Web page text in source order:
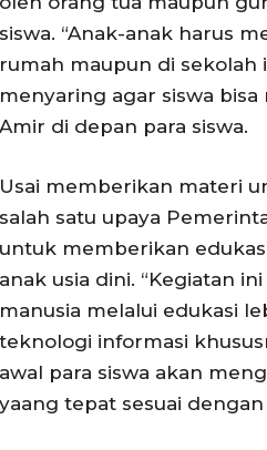
siswa. “Anak-anak harus
rumah maupun di sekolah
menyaring agar siswa bisa
Amir di depan para siswa.
Usai memberikan materi
salah satu upaya
untuk memberikan
anak usia dini. “Kegiatan
manusia melalui edukasi
teknologi informasi
awal para siswa akan
yaang tepat sesuai